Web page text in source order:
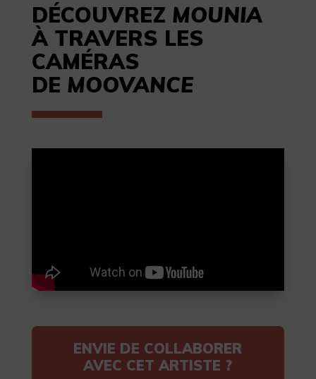
DÉCOUVREZ MOUNIA
À TRAVERS LES
CAMÉRAS
DE MOOVANCE
ENVIE DE COLLABORER
AVEC CET ARTISTE ?